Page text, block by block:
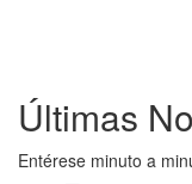
Últimas
Entérese minuto a